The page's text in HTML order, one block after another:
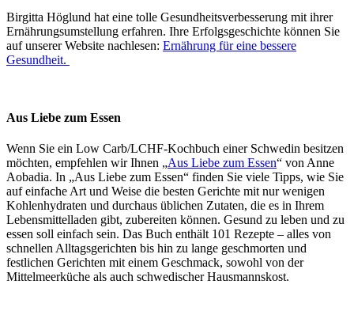
Birgitta Höglund hat eine tolle Gesundheitsverbesserung mit ihrer
Ernährungsumstellung erfahren. Ihre Erfolgsgeschichte können Sie
auf unserer Website nachlesen: Ernährung für eine bessere
Gesundheit.
Aus Liebe zum Essen
Wenn Sie ein Low Carb/LCHF-Kochbuch einer Schwedin besitzen
möchten, empfehlen wir Ihnen „Aus Liebe zum Essen“ von Anne
Aobadia. In „Aus Liebe zum Essen“ finden Sie viele Tipps, wie Sie
auf einfache Art und Weise die besten Gerichte mit nur wenigen
Kohlenhydraten und durchaus üblichen Zutaten, die es in Ihrem
Lebensmittelladen gibt, zubereiten können. Gesund zu leben und zu
essen soll einfach sein. Das Buch enthält 101 Rezepte – alles von
schnellen Alltagsgerichten bis hin zu lange geschmorten und
festlichen Gerichten mit einem Geschmack, sowohl von der
Mittelmeerküche als auch schwedischer Hausmannskost.